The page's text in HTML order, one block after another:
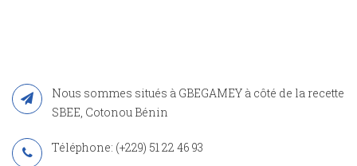
Nous sommes situés à GBEGAMEY à côté de la recette
SBEE, Cotonou Bénin
Téléphone: (+229) 51 22 46 93